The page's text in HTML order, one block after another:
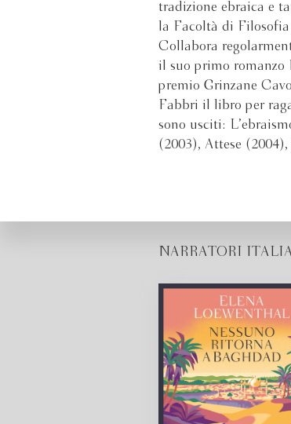
tradizione ebraica e
la Facoltà di
Collabora
il suo primo romanzo
premio Grinzane
Fabbri il libro per
sono usciti:
(2003), Attese
NARRATORI